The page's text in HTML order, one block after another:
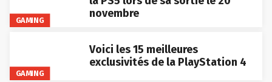
GAMING
novembre
GAMING
Voici les 15 meilleures
exclusivités de la PlayStation 4